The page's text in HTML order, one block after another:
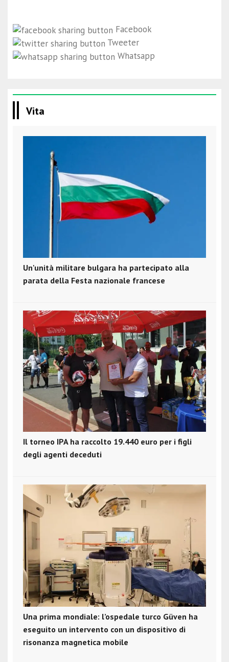
Facebook
Tweeter
Whatsapp
Vita
Un'unità militare bulgara ha partecipato alla
parata della Festa nazionale francese
Il torneo IPA ha raccolto 19.440 euro per i figli
degli agenti deceduti
Una prima mondiale: l’ospedale turco Güven ha
eseguito un intervento con un dispositivo di
risonanza magnetica mobile